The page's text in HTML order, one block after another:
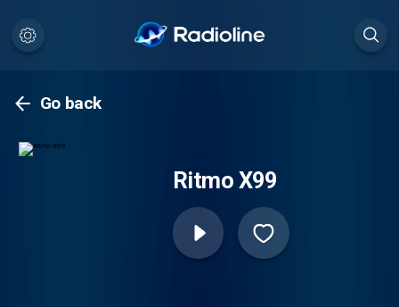
Go back
Ritmo X99